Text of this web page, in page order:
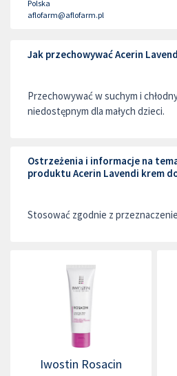
Polska
aflofarm@aflofarm.pl
Jak przechowywać Acerin
Przechowywać w suchym i
niedostępnym dla małych dzieci.
Ostrzeżenia i informacje na
produktu Acerin Lavendi krem
Stosować zgodnie z
Iwostin Rosacin